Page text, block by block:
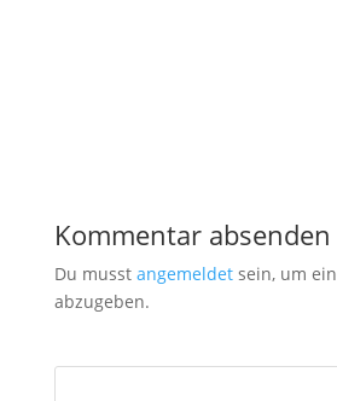
Kommentar absenden
Du musst angemeldetsein, um
abzugeben.